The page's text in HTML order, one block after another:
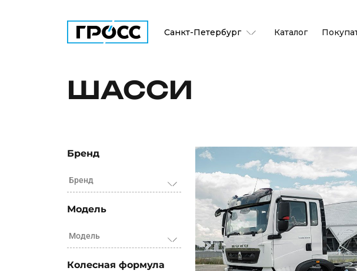
Санкт-Петербург Каталог
ШАССИ
Бренд
Бренд
Модель
Модель
Колесная формула